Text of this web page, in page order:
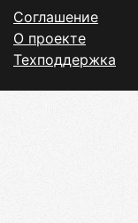
Соглашение
О проекте
Техподдержка